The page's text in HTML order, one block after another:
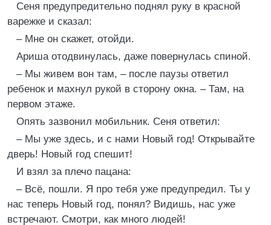
Сеня предупредительно поднял руку в красной
варежке и сказал:
– Мне он скажет, отойди.
Ариша отодвинулась, даже повернулась спиной.
– Мы живем вон там, – после паузы ответил
ребенок и махнул рукой в сторону окна. – Там, на
первом этаже.
Опять зазвонил мобильник. Сеня ответил:
– Мы уже здесь, и с нами Новый год! Открывайте
дверь! Новый год спешит!
И взял за плечо пацана:
– Всё, пошли. Я про тебя уже предупредил. Ты у
нас теперь Новый год, понял? Видишь, нас уже
встречают. Смотри, как много людей!